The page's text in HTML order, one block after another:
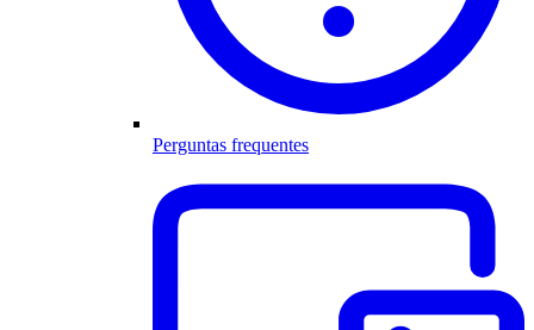
Perguntas frequentes